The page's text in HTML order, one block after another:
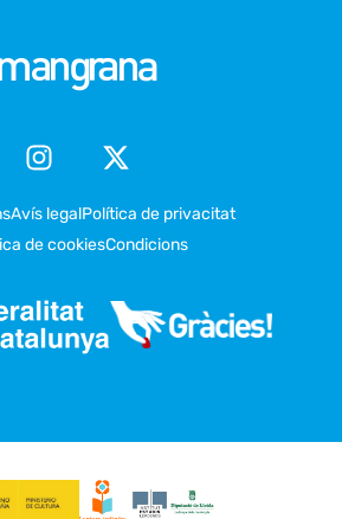
Avís legalPolítica de privacitat
de cookiesCondicions